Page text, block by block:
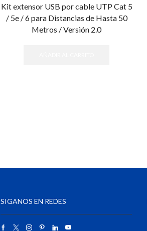
Kit extensor USB por cable UTP Cat 5
/ 5e / 6 para Distancias de Hasta 50
Metros / Versión 2.0
SIGANOS EN REDES